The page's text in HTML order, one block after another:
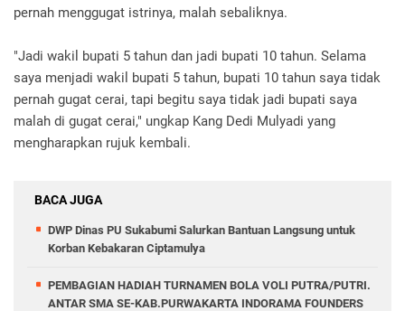
pernah menggugat istrinya, malah sebaliknya.
"Jadi wakil bupati 5 tahun dan jadi bupati 10 tahun. Selama
saya menjadi wakil bupati 5 tahun, bupati 10 tahun saya tidak
pernah gugat cerai, tapi begitu saya tidak jadi bupati saya
malah di gugat cerai," ungkap Kang Dedi Mulyadi yang
mengharapkan rujuk kembali.
BACA JUGA
DWP Dinas PU Sukabumi Salurkan Bantuan Langsung untuk
Korban Kebakaran Ciptamulya
PEMBAGIAN HADIAH TURNAMEN BOLA VOLI PUTRA/PUTRI.
ANTAR SMA SE-KAB.PURWAKARTA INDORAMA FOUNDERS